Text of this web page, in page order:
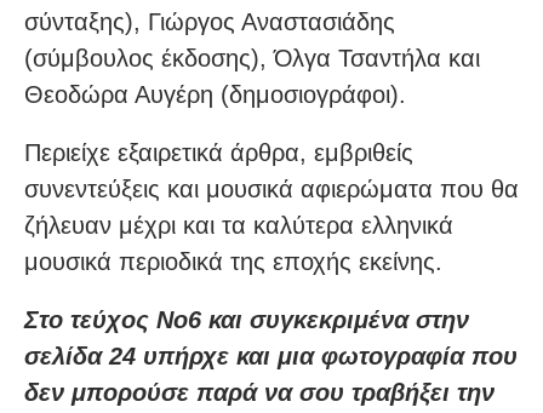
σύνταξης), Γιώργος Αναστασιάδης
(σύμβουλος έκδοσης), Όλγα Τσαντήλα και
Θεοδώρα Αυγέρη (δημοσιογράφοι).
Περιείχε εξαιρετικά άρθρα, εμβριθείς
συνεντεύξεις και μουσικά αφιερώματα που θα
ζήλευαν μέχρι και τα καλύτερα ελληνικά
μουσικά περιοδικά της εποχής εκείνης.
Στο τεύχος Νο6 και συγκεκριμένα στην
σελίδα 24 υπήρχε και μια φωτογραφία που
δεν μπορούσε παρά να σου τραβήξει την